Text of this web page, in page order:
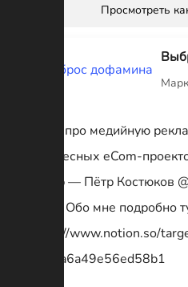
Просмотреть
Пишу про медийную
интересных eCom-
Автор — Пётр Костюков
дело? Обо мне подробно
https://www.notion.so/
5082a6a49e56ed58b1